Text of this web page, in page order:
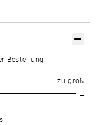
Bestellung.
zu groß